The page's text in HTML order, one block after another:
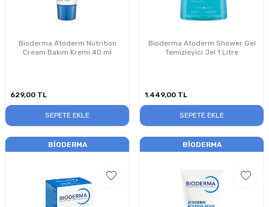
Bioderma Atoderm Nutrition
Cream Bakım Kremi 40 ml
629,00 TL
SEPETE EKLE
Bioderma Atoderm Shower Gel
Temizleyici Jel 1 Litre
1.449,00 TL
SEPETE EKLE
BIODERMA BIODERMA